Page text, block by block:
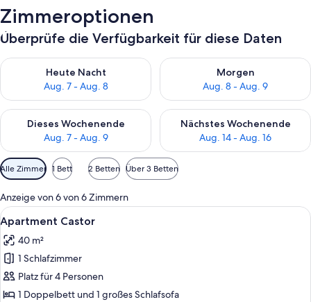
Zimmeroptionen
Überprüfe die Verfügbarkeit für diese Daten
Heute Nacht
Aug. 7 - Aug. 8
Überprüfe die Verfügbarkeit für heute Nacht, Aug. 7 - Aug. 8.
Morgen
Aug. 8 - Aug. 9
Überprüfe die Verfügbarkeit
Dieses Wochenende
Aug. 7 - Aug. 9
Überprüfe die Verfügbarkeit für dieses Wochenende, Aug. 7
Nächstes Wochenende
Aug. 14 - Aug. 16
Überprüfe die Verfügbarkeit
Verfügbare
Filter
für
Zimmer
Alle Zimmer 1 Bett 2 Betten Über 3 Betten
Anzeige von 6 von 6 Zimmern
Alle
Fotos
für
Apartment
Castor
anzeigen
Eine moderne Küche mit
5
Apartment Castor
40 m²
1 Schlafzimmer
Platz für 4 Personen
1 Doppelbett und 1 großes Schlafsofa